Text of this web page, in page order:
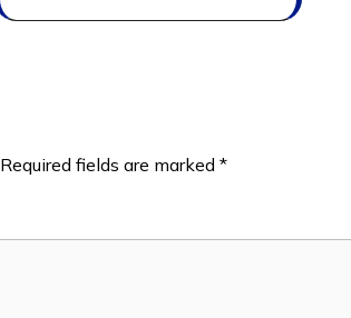
Required fields are marked *